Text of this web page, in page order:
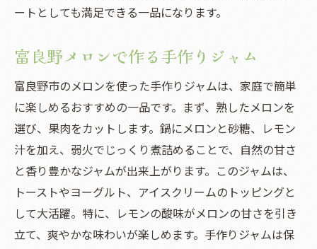
ートとしても満足できる一品になります。
富良野メロンで作る手作りジャム
富良野市のメロンを使った手作りジャムは、家庭で簡単
に楽しめるおすすめの一品です。まず、熟したメロンを
選び、果肉をカットします。鍋にメロンと砂糖、レモン
汁を加え、弱火でじっくり煮詰めることで、自然の甘さ
と香り豊かなジャムが出来上がります。このジャムは、
トーストやヨーグルト、アイスクリームのトッピングと
して大活躍。特に、レモンの酸味がメロンの甘さを引き
立て、爽やかな味わいが楽しめます。手作りジャムは保